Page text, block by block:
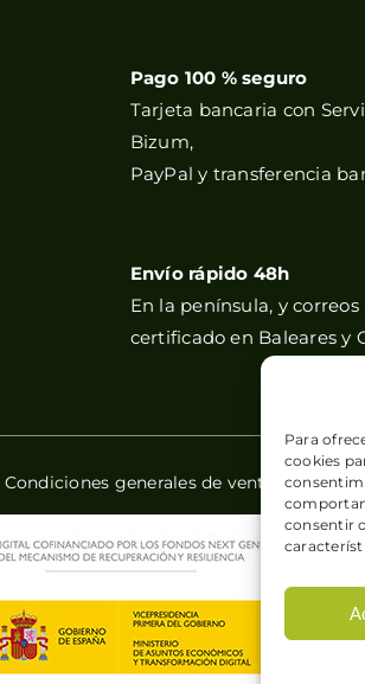
Para
cookies
consentir
Pago 100 % seguro
Tarjeta bancaria con
Bizum,
PayPal y transferencia
Envío rápido 48h
En la península, y correos
certificado en Baleares y
Condiciones generales de venta -Política